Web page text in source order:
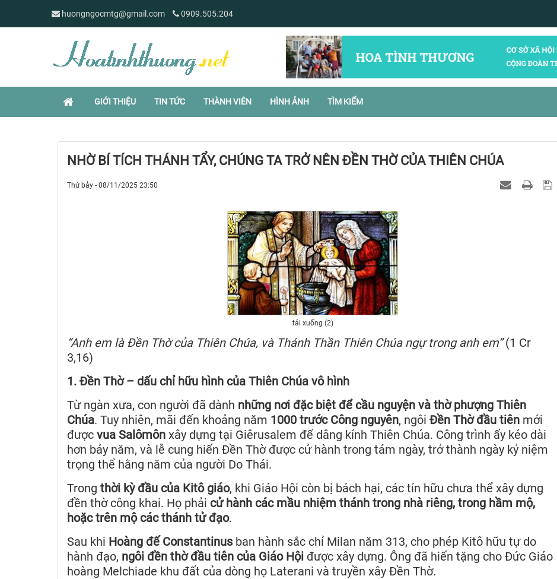
huongngocmtg@gmail.com 0909.505.204
GIỚI THIỆU TIN TỨC THÀNH VIÊN HÌNH ẢNH TÌM KIẾM
NHỜ BÍ TÍCH THÁNH TẨY, CHÚNG TA TRỞ NÊN ĐỀN THỜ CỦA THIÊN CHÚA
Thứ bảy - 08/11/2025 23:50
tải xuống (2)
“Anh em là Đền Thờ của Thiên Chúa, và Thánh Thần Thiên Chúa ngự trong anh em”(1 Cr
3,16)
1. Đền Thờ – dấu chỉ hữu hình của Thiên Chúa vô hình
Từ ngàn xưa, con người đã dành những nơi đặc biệt để cầu nguyện và thờ phượng Thiên
Chúa. Tuy nhiên, mãi đến khoảng năm 1000 trước Công nguyên, ngôi Đền Thờ đầu tiên mới
được vua Salômôn xây dựng tại Giêrusalem để dâng kính Thiên Chúa. Công trình ấy kéo dài
hơn bảy năm, và lễ cung hiến Đền Thờ được cử hành trong tám ngày, trở thành ngày kỷ niệm
trọng thể hằng năm của người Do Thái.
Trong thời kỳ đầu của Kitô giáo, khi Giáo Hội còn bị bách hại, các tín hữu chưa thể xây dựng
đền thờ công khai. Họ phải cử hành các mầu nhiệm thánh trong nhà riêng, trong hầm mộ,
hoặc trên mộ các thánh tử đạo.
Sau khi Hoàng đế Constantinus ban hành sắc chỉ Milan năm 313, cho phép Kitô hữu tự do
hành đạo, ngôi đền thờ đầu tiên của Giáo Hội được xây dựng. Ông đã hiến tặng cho Đức Giáo
hoàng Melchiade khu đất của dòng họ Laterani và truyền xây Đền Thờ.